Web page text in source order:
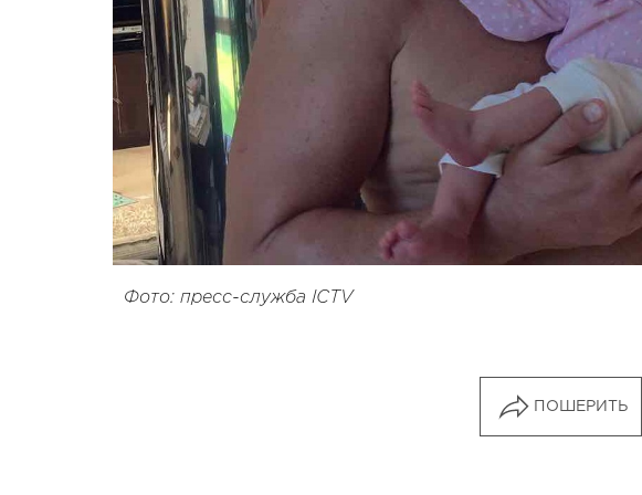
Фото: пресс-служба ICTV
ПОШЕРИТЬ